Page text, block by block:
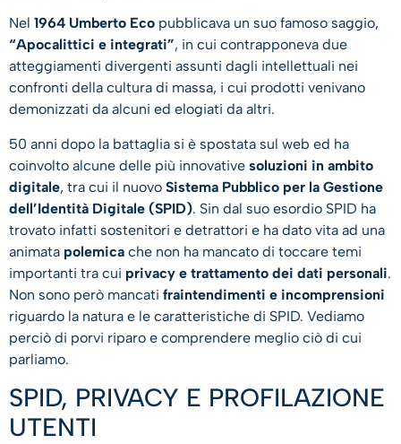
Nel 1964 Umberto Eco pubblicava un suo famoso saggio,
“Apocalittici e integrati”, in cui contrapponeva due
atteggiamenti divergenti assunti dagli intellettuali nei
confronti della cultura di massa, i cui prodotti venivano
demonizzati da alcuni ed elogiati da altri.
50 anni dopo la battaglia si è spostata sul web ed ha
coinvolto alcune delle più innovative soluzioni in ambito
digitale, tra cui il nuovo Sistema Pubblico per la Gestione
dell’Identità Digitale (SPID). Sin dal suo esordio SPID ha
trovato infatti sostenitori e detrattori e ha dato vita ad una
animata polemica che non ha mancato di toccare temi
importanti tra cui privacy e trattamento dei dati personali.
Non sono però mancati fraintendimenti e incomprensioni
riguardo la natura e le caratteristiche di SPID. Vediamo
perciò di porvi riparo e comprendere meglio ciò di cui
parliamo.
SPID, PRIVACY E PROFILAZIONE
UTENTI